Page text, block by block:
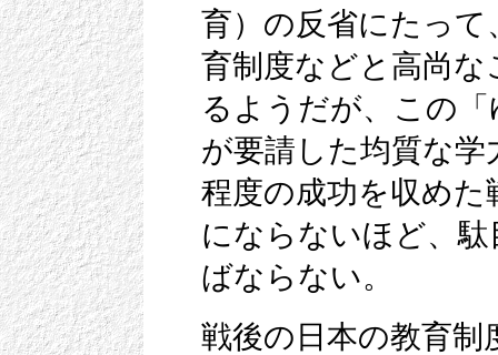
育）の反省にたっ
育制度などと高尚
るようだが、この
が要請した均質な
程度の成功を収めた
にならないほど、
ばならない。
戦後の日本の教育制